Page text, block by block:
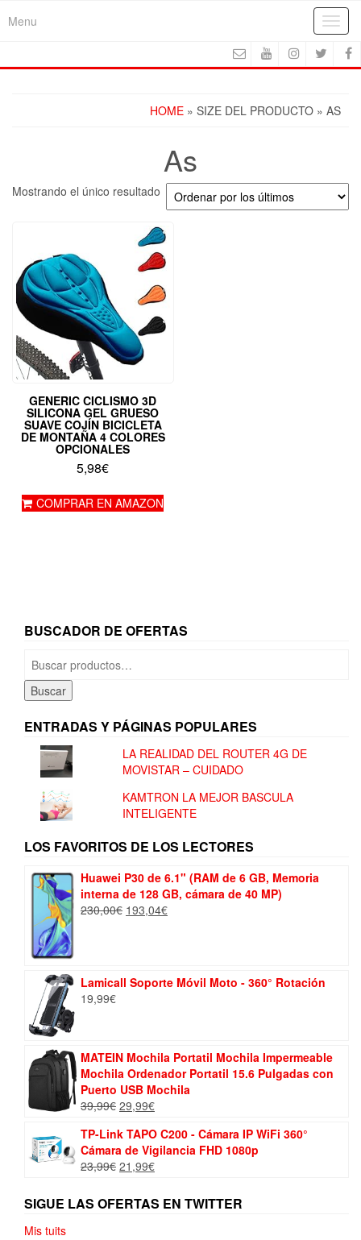
Menu
HOME » SIZE DEL PRODUCTO » AS
As
Mostrando el único resultado
GENERIC CICLISMO 3D
SILICONA GEL GRUESO
SUAVE COJÍN BICICLETA
DE MONTAÑA 4 COLORES
OPCIONALES
5,98€
COMPRAR EN AMAZON
BUSCADOR DE OFERTAS
por:
Buscar
ENTRADAS Y PÁGINAS POPULARES
LA REALIDAD DEL ROUTER 4G DE
MOVISTAR – CUIDADO
KAMTRON LA MEJOR BASCULA
INTELIGENTE
LOS FAVORITOS DE LOS LECTORES
Huawei P30 de 6.1" (RAM de 6 GB, Memoria
interna de 128 GB, cámara de 40 MP)
230,00€ El
193,04€El
Lamicall Soporte Móvil Moto - 360° Rotación
19,99€
MATEIN Mochila Portatil Mochila Impermeable
Mochila Ordenador Portatil 15.6 Pulgadas con
Puerto USB Mochila
39,99€ El
original
era:
39,99€.
29,99€El
actual
es:
29,99€.
TP-Link TAPO C200 - Cámara IP WiFi 360°
Cámara de Vigilancia FHD 1080p
23,99€ El
original
era:
21,99€El
actual
es:
SIGUE LAS OFERTAS EN TWITTER
Mis tuits